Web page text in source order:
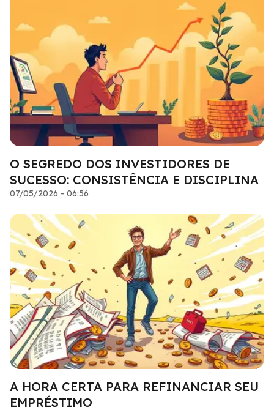
O SEGREDO DOS INVESTIDORES DE
SUCESSO: CONSISTÊNCIA E DISCIPLINA
07/05/2026 - 06:56
A HORA CERTA PARA REFINANCIAR SEU
EMPRÉSTIMO